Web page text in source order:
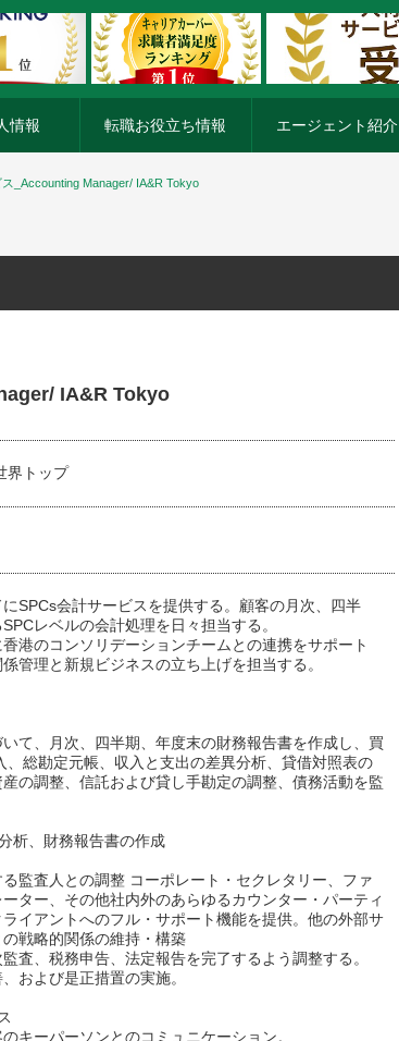
情報 転職お役立ち情報 エージェント紹介
_Accounting Manager/ IA&R Tokyo
IA&R Tokyo
界トップ
SPCs会計サービスを提供する。顧客の月次、四半
レベルの会計処理を日々担当する。
港のコンソリデーションチームとの連携をサポート
管理と新規ビジネスの立ち上げを担当する。
て、月次、四半期、年度末の財務報告書を作成し、買
、総勘定元帳、収入と支出の差異分析、貸借対照表の
の調整、信託および貸し手勘定の調整、債務活動を監
析、財務報告書の作成
監査人との調整 コーポレート・セクレタリー、ファ
ター、その他社内外のあらゆるカウンター・パーティ
イアントへのフル・サポート機能を提供。他の外部サ
戦略的関係の維持・構築
査、税務申告、法定報告を完了するよう調整する。
および是正措置の実施。
キーパーソンとのコミュニケーション。